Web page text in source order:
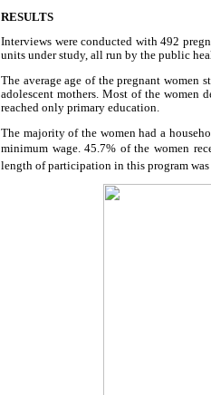
RESULTS
Interviews were conducted with 492
units under study, all run by the public
The average age of the pregnant women
adolescent mothers. Most of the women
reached only primary education.
The majority of the women had a
minimum wage. 45.7% of the women
length of participation in this program was